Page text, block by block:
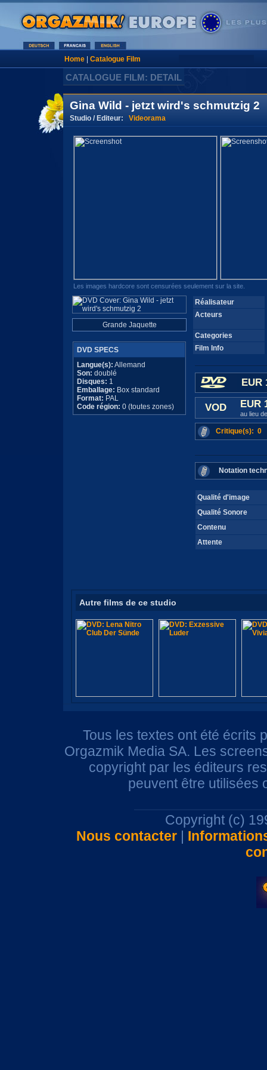
Home| Catalogue Film
CATALOGUE FILM: DETAIL
Gina Wild - jetzt wird's schmutzig 2
Studio / Editeur: Videorama
Les images hardcore sont censurées seulement sur la site.
Grande Jaquette
DVD SPECS
Langue(s): Allemand
Son: doublé
Disques: 1
Emballage: Box standard
Format: PAL
Code région: 0 (toutes zones)
Réalisateur
Acteurs
Categories
Film Info
EUR
VOD EUR
au lieu
Critique(s): 0
Notation
Qualité d'image
Qualité Sonore
Contenu
Attente
Autre films de ce studio
Tous les textes ont été écrits
Orgazmik Media SA. Les
copyright par les éditeurs
peuvent être utilisées
Copyright (c)
Nous contacter|